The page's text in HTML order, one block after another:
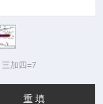
加四=7